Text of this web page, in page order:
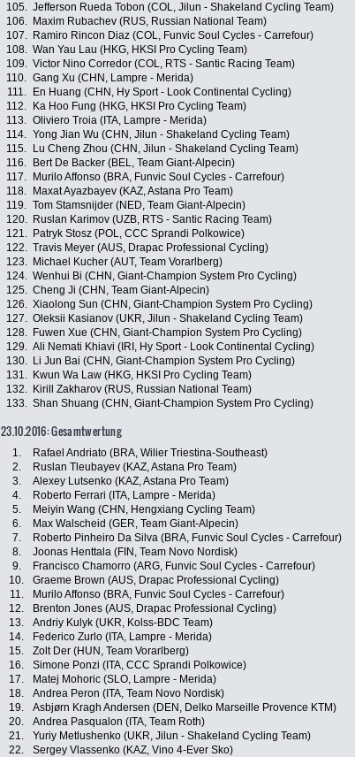
105. Jefferson Rueda Tobon (COL, Jilun - Shakeland Cycling Team)
106.
Maxim Rubachev (RUS, Russian National Team)
107.
Ramiro Rincon Diaz (COL, Funvic Soul Cycles - Carrefour)
108. Wan Yau Lau (HKG, HKSI Pro Cycling Team)
109. Victor Nino Corredor (COL, RTS - Santic Racing Team)
110. Gang Xu (CHN, Lampre - Merida)
111.
En Huang (CHN, Hy Sport - Look Continental Cycling)
112.
Ka Hoo Fung (HKG, HKSI Pro Cycling Team)
113. Oliviero Troia (ITA, Lampre - Merida)
114. Yong Jian Wu (CHN, Jilun - Shakeland Cycling Team)
115.
Lu Cheng Zhou (CHN, Jilun - Shakeland Cycling Team)
116.
Bert De Backer (BEL, Team Giant-Alpecin)
117.
Murilo Affonso (BRA, Funvic Soul Cycles - Carrefour)
118.
Maxat Ayazbayev (KAZ, Astana Pro Team)
119. Tom Stamsnijder (NED, Team Giant-Alpecin)
120.
Ruslan Karimov (UZB, RTS - Santic Racing Team)
121.
Patryk Stosz (POL, CCC Sprandi Polkowice)
122. Travis Meyer (AUS, Drapac Professional Cycling)
123.
Michael Kucher (AUT, Team Vorarlberg)
124. Wenhui Bi (CHN, Giant-Champion System Pro Cycling)
125. Cheng Ji (CHN, Team Giant-Alpecin)
126. Xiaolong Sun (CHN, Giant-Champion System Pro Cycling)
127. Oleksii Kasianov (UKR, Jilun - Shakeland Cycling Team)
128.
Fuwen Xue (CHN, Giant-Champion System Pro Cycling)
129. Ali Nemati Khiavi (IRI, Hy Sport - Look Continental Cycling)
130.
Li Jun Bai (CHN, Giant-Champion System Pro Cycling)
131.
Kwun Wa Law (HKG, HKSI Pro Cycling Team)
132.
Kirill Zakharov (RUS, Russian National Team)
133. Shan Shuang (CHN, Giant-Champion System Pro Cycling)
23.10.2016: Gesamtwertung
1. Rafael Andriato (BRA, Wilier Triestina-Southeast)
2.
Ruslan Tleubayev (KAZ, Astana Pro Team)
3.
Alexey Lutsenko (KAZ, Astana Pro Team)
4.
Roberto Ferrari (ITA, Lampre - Merida)
5.
Meiyin Wang (CHN, Hengxiang Cycling Team)
6.
Max Walscheid (GER, Team Giant-Alpecin)
7.
Roberto Pinheiro Da Silva (BRA, Funvic Soul Cycles - Carrefour)
8.
Joonas Henttala (FIN, Team Novo Nordisk)
9.
Francisco Chamorro (ARG, Funvic Soul Cycles - Carrefour)
10.
Graeme Brown (AUS, Drapac Professional Cycling)
11.
Murilo Affonso (BRA, Funvic Soul Cycles - Carrefour)
12.
Brenton Jones (AUS, Drapac Professional Cycling)
13.
Andriy Kulyk (UKR, Kolss-BDC Team)
14.
Federico Zurlo (ITA, Lampre - Merida)
15.
Zolt Der (HUN, Team Vorarlberg)
16.
Simone Ponzi (ITA, CCC Sprandi Polkowice)
17.
Matej Mohoric (SLO, Lampre - Merida)
18.
Andrea Peron (ITA, Team Novo Nordisk)
19.
Asbjørn Kragh Andersen (DEN, Delko Marseille Provence KTM)
20.
Andrea Pasqualon (ITA, Team Roth)
21.
Yuriy Metlushenko (UKR, Jilun - Shakeland Cycling Team)
22.
Sergey Vlassenko (KAZ, Vino 4-Ever Sko)